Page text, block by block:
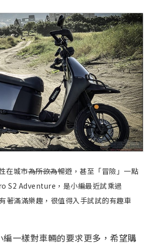
在城市為所欲為暢遊，甚至「冒險」一點
S2 Adventure，是小編最近試乘過
著滿滿樂趣，很值得入手試試的有趣車
一樣對車輛的要求更多，希望購